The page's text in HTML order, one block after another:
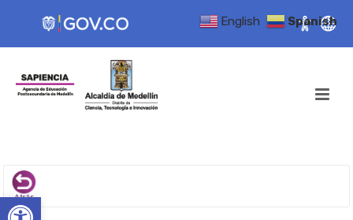
Open toolbar
English Spanish